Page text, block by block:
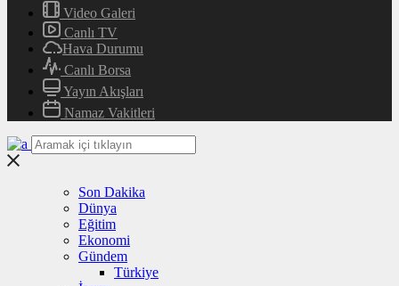
Video Galeri
Canlı TV
Hava Durumu
Canlı Borsa
Yayın Akışları
Namaz Vakitleri
Son Dakika
Dünya
Eğitim
Ekonomi
Gündem
Türkiye